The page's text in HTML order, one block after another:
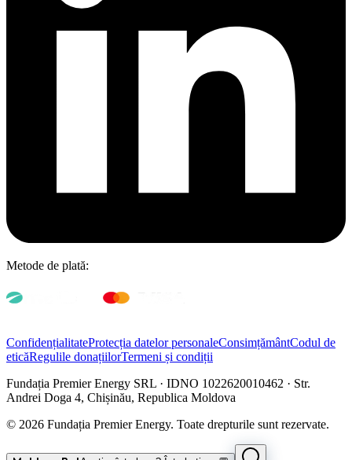
Metode de plată:
ConfidențialitateProtecția datelor personaleConsimțământCodul de
eticăRegulile donațiilorTermeni și condiții
Fundația Premier Energy SRL · IDNO 1022620010462 · Str.
Andrei Doga 4, Chișinău, Republica Moldova
© 2026 Fundația Premier Energy. Toate drepturile sunt rezervate.